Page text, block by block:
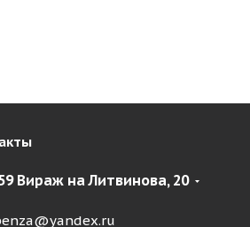
Вираж на Литвинова, 20